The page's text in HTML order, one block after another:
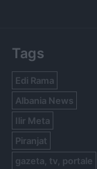
Tags
Edi Rama
Albania News
Ilir Meta
Piranjat
gazeta, tv, portale